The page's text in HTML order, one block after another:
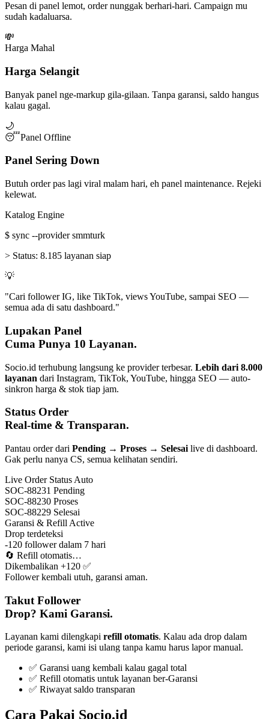
Pesan di panel lemot, order nunggak berhari-hari. Campaign mu
sudah kadaluarsa.
💸
Harga Mahal
Harga Selangit
Banyak panel nge-markup gila-gilaan. Tanpa garansi, saldo hangus
kalau gagal.
🌙
😴Panel Offline
Panel Sering Down
Butuh order pas lagi viral malam hari, eh panel maintenance. Rejeki
kelewat.
Katalog Engine
$ sync --provider smmturk
> Status: 8.185 layanan siap
💡
"Cari follower IG, like TikTok, views YouTube, sampai SEO —
semua ada di satu dashboard."
Lupakan Panel
Cuma Punya 10 Layanan.
Socio.id terhubung langsung ke provider terbesar. Lebih dari 8.000
layanan dari Instagram, TikTok, YouTube, hingga SEO — auto-
sinkron harga & stok tiap jam.
Status Order
Real-time & Transparan.
Pantau order dari Pending → Proses → Selesai live di dashboard.
Gak perlu nanya CS, semua kelihatan sendiri.
Live Order Status Auto
SOC-88231 Pending
SOC-88230 Proses
SOC-88229 Selesai
Garansi & Refill Active
Drop terdeteksi
-120 follower dalam 7 hari
🔄 Refill otomatis…
Dikembalikan +120 ✅
Follower kembali utuh, garansi aman.
Takut Follower
Drop? Kami Garansi.
Layanan kami dilengkapi refill otomatis. Kalau ada drop dalam
periode garansi, kami isi ulang tanpa kamu harus lapor manual.
✅ Garansi uang kembali kalau gagal total
✅ Refill otomatis untuk layanan ber-Garansi
✅ Riwayat saldo transparan
Cara Pakai Socio.id